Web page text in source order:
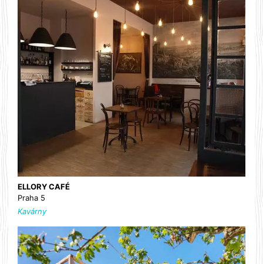
ELLORY CAFÉ
Praha 5
Kavárny